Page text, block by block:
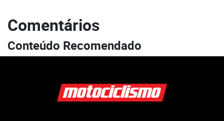
Comentários
Conteúdo Recomendado